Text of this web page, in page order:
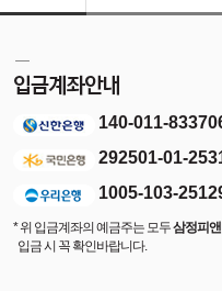
140-011-
292501-01-
1005-103-
* 위 입금계좌의 예금주는 모두삼정피앤
입금 시 꼭 확인바랍니다.